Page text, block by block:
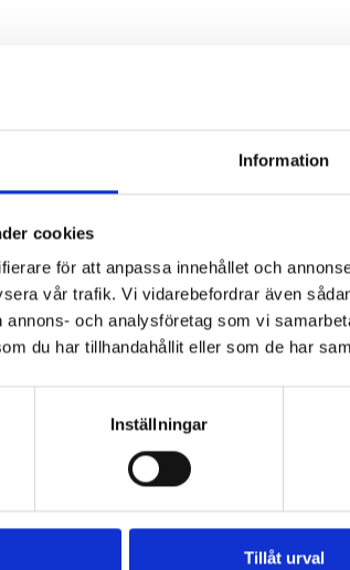
Information
cookies
för att anpassa innehållet och
vår trafik. Vi vidarebefordrar även
annons- och analysföretag som vi
du har tillhandahållit eller som de har
Inställningar
Tillåt urval